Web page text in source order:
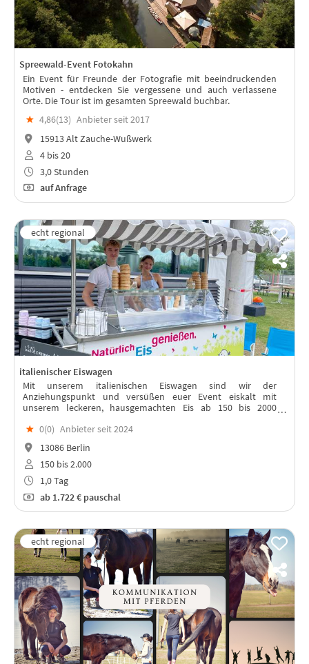
Spreewald-Event Fotokahn
Ein Event für Freunde der Fotografie mit beeindruckenden
Motiven - entdecken Sie vergessene und auch verlassene
Orte. Die Tour ist im gesamten Spreewald buchbar.
★ 4,86(13) Anbieter seit 2017
15913 Alt Zauche-Wußwerk
4 bis 20
3,0 Stunden
auf Anfrage
italienischer Eiswagen
Mit unserem italienischen Eiswagen sind wir der
Anziehungspunkt und versüßen euer Event eiskalt mit
unserem leckeren, hausgemachten Eis ab 150 bis 2000
★ 0(0) Anbieter seit 2024
13086 Berlin
150 bis 2.000
1,0 Tag
ab1.722 € pauschal